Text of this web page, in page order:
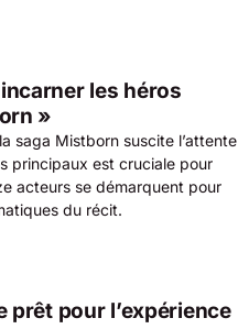
les héros
»
saga Mistborn suscite l’attente
principaux est cruciale pour
acteurs se démarquent pour
du récit.
pour l’expérience